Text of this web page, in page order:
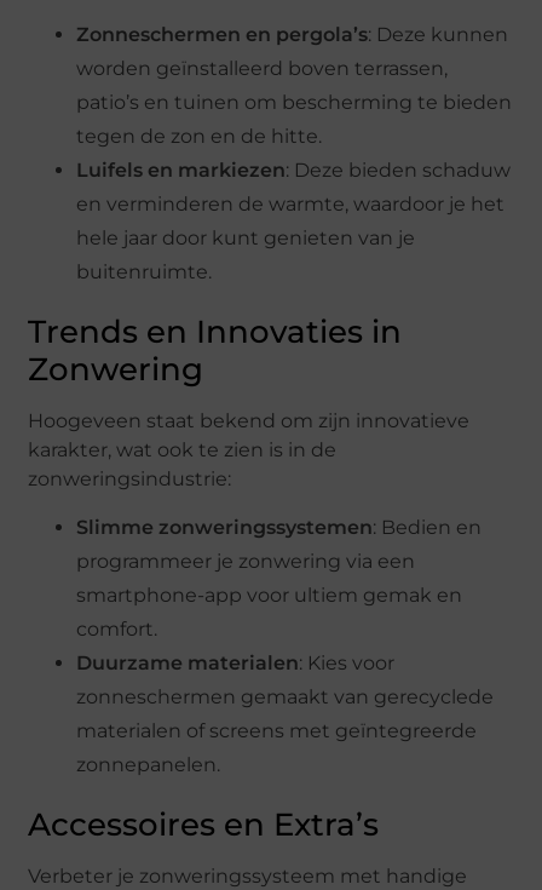
Zonneschermen en pergola’s: Deze kunnen
worden geïnstalleerd boven terrassen,
patio’s en tuinen om bescherming te bieden
tegen de zon en de hitte.
Luifels en markiezen: Deze bieden schaduw
en verminderen de warmte, waardoor je het
hele jaar door kunt genieten van je
buitenruimte.
Trends en Innovaties in
Zonwering
Hoogeveen staat bekend om zijn innovatieve
karakter, wat ook te zien is in de
zonweringsindustrie:
Slimme zonweringssystemen: Bedien en
programmeer je zonwering via een
smartphone-app voor ultiem gemak en
comfort.
Duurzame materialen: Kies voor
zonneschermen gemaakt van gerecyclede
materialen of screens met geïntegreerde
zonnepanelen.
Accessoires en Extra’s
Verbeter je zonweringssysteem met handige